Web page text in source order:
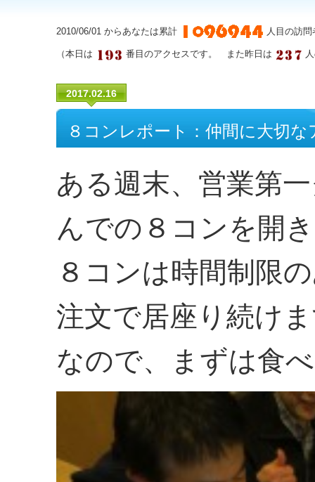
2010/06/01 からあなたは累計 人目の訪
（本日は 番目のアクセスです。 また昨日は
2017.02.16
８コンレポート：仲間に大切
ある週末、営業第
んでの８コンを開
８コンは時間制限
注文で居座り続け
なので、まずは食